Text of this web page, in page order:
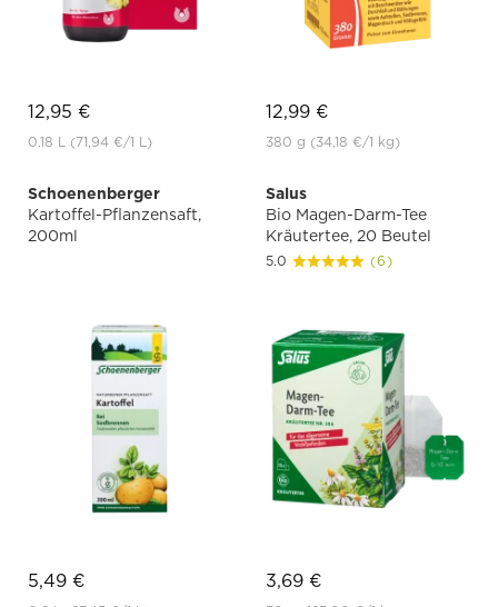
12,95 €
0.18 L (71,94 €/1 L)
12,99 €
380 g (34,18 €/1 kg)
Schoenenberger
Kartoffel-Pflanzensaft,
200ml
5,49 €
Salus
Bio Magen-Darm-Tee
Kräutertee, 20 Beutel
5.0 (6)
3,69 €